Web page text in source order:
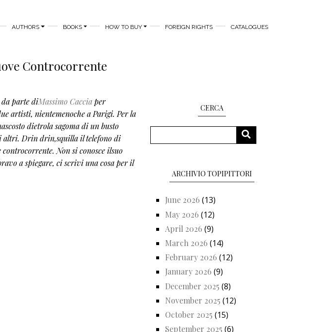
AUTHORS BOOKS HOW TO BUY FOREIGN RIGHTS CATALOGUES
Controcorrente
parte diMassimo Cacciaper
artisti, nientemenoche a Parigi. Per la
dietrola sagoma di un busto
altri. Drin drin,squilla il telefono di
controcorrente. Non si conosce ilsuo
a spiegare, ci scrivi una cosa per il
CERCA
SEARCH
ARCHIVIO TOPIPITTORI
June 2026 (13)
May 2026 (12)
April 2026 (9)
March 2026 (14)
February 2026 (12)
January 2026 (9)
December 2025 (8)
November 2025 (12)
October 2025 (15)
September 2025 (6)